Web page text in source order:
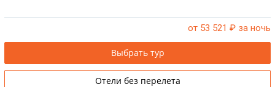
от 53 521 ₽ за ночь
Выбрать тур
Отели без перелета